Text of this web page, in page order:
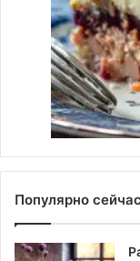
Популярно сейчас